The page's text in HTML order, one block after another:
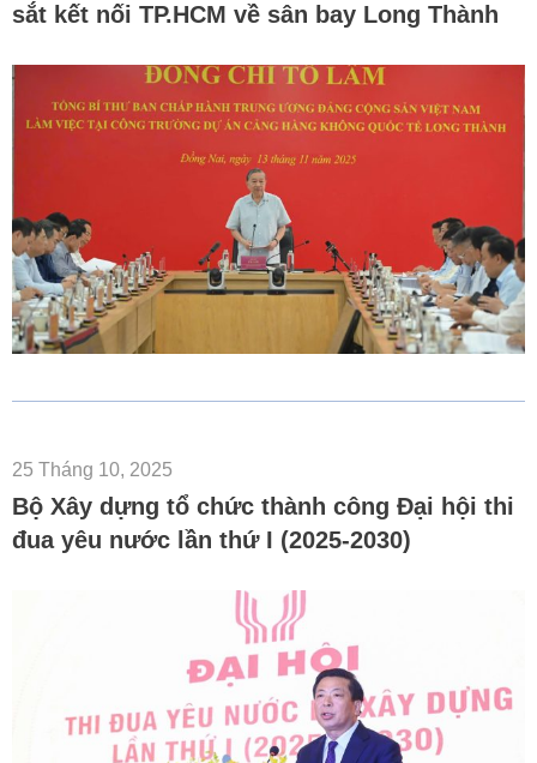
sắt kết nối TP.HCM về sân bay Long Thành
25 Tháng 10, 2025
Bộ Xây dựng tổ chức thành công Đại hội thi
đua yêu nước lần thứ I (2025-2030)